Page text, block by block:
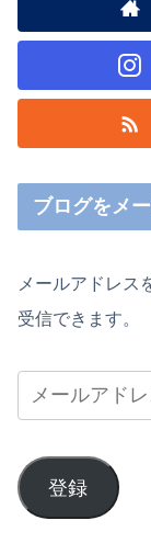
ブログをメ
メールアドレス
受信できます。
登録